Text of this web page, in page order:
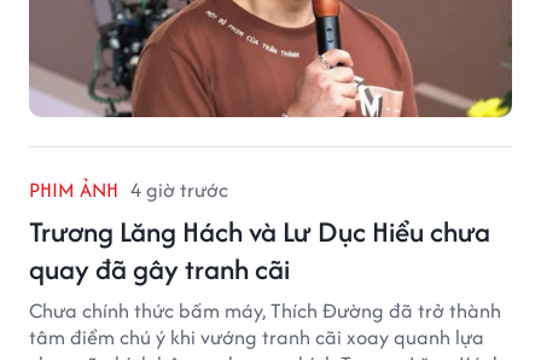
PHIM ẢNH 4 giờ trước
Trương Lăng Hách và Lư Dục Hiểu chưa
quay đã gây tranh cãi
Chưa chính thức bấm máy, Thích Đường đã trở thành
tâm điểm chú ý khi vướng tranh cãi xoay quanh lựa